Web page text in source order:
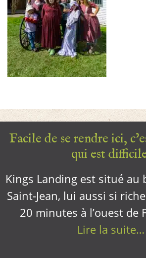
Facile de se rendre ici,
qui est
Kings Landing est situé au
Saint-Jean, lui aussi si
20 minutes à l’ouest de
Lire la suite…